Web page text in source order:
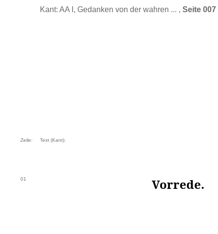
Kant: AA I, Gedanken von der wahren ... , Seite 007
Zeile: Text (Kant):
01 Vorrede.